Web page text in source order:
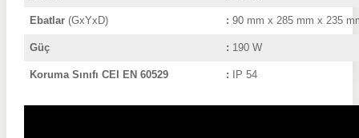
Ebatlar (GxYxD) : 90 mm x 285 mm x 235
Güç : 190 W
Koruma Sınıfı CEI EN 60529 : IP 54